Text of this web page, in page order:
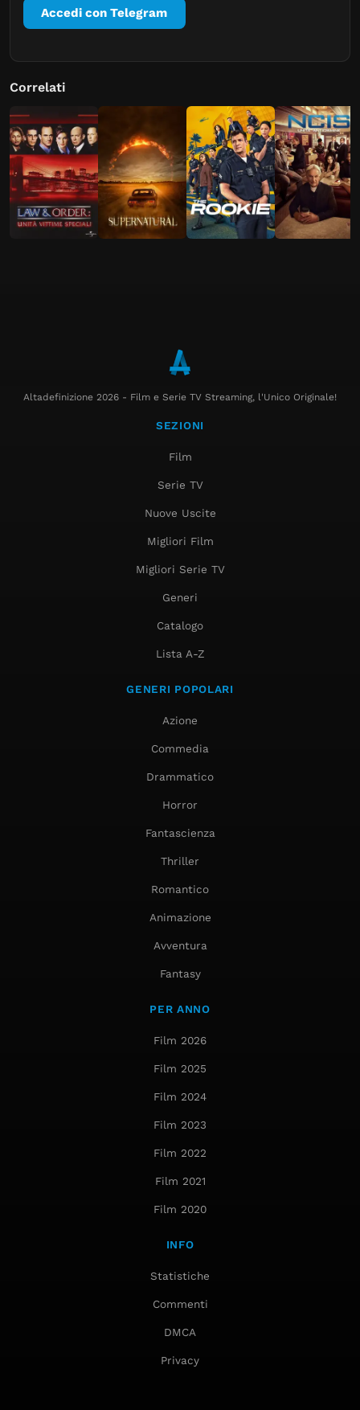
Accedi con Telegram
Correlati
Altadefinizione 2026 - Film e Serie TV Streaming, l'Unico Originale!
SEZIONI
Film
Serie TV
Nuove Uscite
Migliori Film
Migliori Serie TV
Generi
Catalogo
Lista A-Z
GENERI POPOLARI
Azione
Commedia
Drammatico
Horror
Fantascienza
Thriller
Romantico
Animazione
Avventura
Fantasy
PER ANNO
Film 2026
Film 2025
Film 2024
Film 2023
Film 2022
Film 2021
Film 2020
INFO
Statistiche
Commenti
DMCA
Privacy